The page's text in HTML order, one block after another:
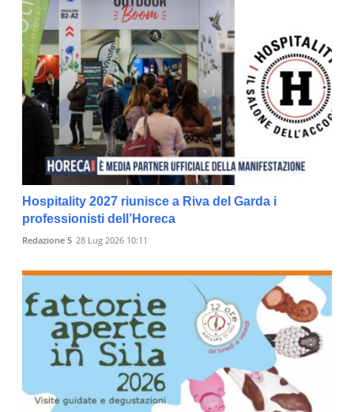
Hospitality 2027 riunisce a Riva del Garda i
professionisti dell’Horeca
Redazione 5 28 Lug 2026 10:11